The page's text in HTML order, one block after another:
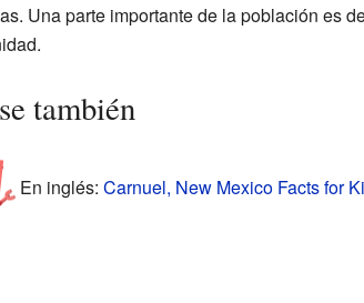
Una parte importante de la población es
también
En inglés: Carnuel, New Mexico Facts for